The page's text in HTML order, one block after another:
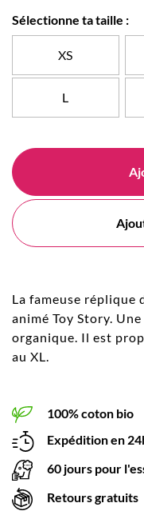
Sélectionne ta taille :
XS
L
La fameuse réplique
animé Toy Story.
organique. Il est
au XL.
100% coton bio
Expédition en
60 jours pour
Retours gratuits